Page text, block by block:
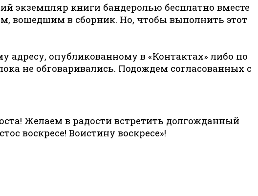
экземпляр книги бандеролью бесплатно вместе
вошедшим в сборник. Но, чтобы выполнить этот
адресу, опубликованному в «Контактах» либо по
не обговаривались. Подождем согласованных с
Желаем в радости встретить долгожданный
воскресе! Воистину воскресе»!